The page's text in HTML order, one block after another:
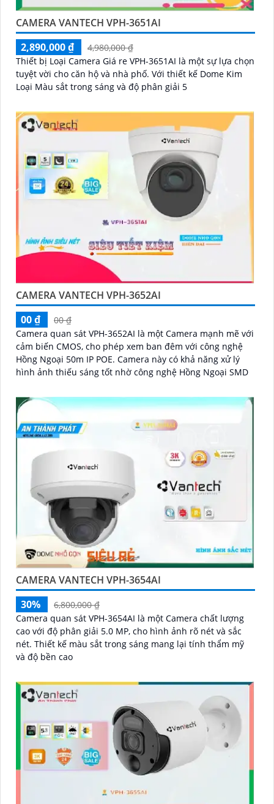
CAMERA VANTECH VPH-3651AI
2,890,000 ₫
4,980,000 ₫
Thiết bị Loại Camera Giá re VPH-3651AI là một sự lựa chọn
tuyệt vời cho căn hộ và nhà phố. Với thiết kế Dome Kim
Loại Màu sắt trong sáng và độ phân giải 5
CAMERA VANTECH VPH-3652AI
00 ₫
00 ₫
Camera quan sát VPH-3652AI là một Camera mạnh mẽ với
cảm biến CMOS, cho phép xem ban đêm với công nghệ
Hồng Ngoại 50m IP POE. Camera này có khả năng xử lý
hình ảnh thiếu sáng tốt nhờ công nghệ Hồng Ngoại SMD
CAMERA VANTECH VPH-3654AI
30%
6,800,000 ₫
Camera quan sát VPH-3654AI là một Camera chất lượng
cao với độ phân giải 5.0 MP, cho hình ảnh rõ nét và sắc
nét. Thiết kế màu sắt trong sáng mang lại tính thẩm mỹ
và độ bền cao